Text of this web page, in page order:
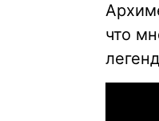
что